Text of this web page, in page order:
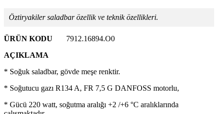
Öztiryakiler saladbar özellik ve teknik özellikleri.
ÜRÜN KODU
7912.16894.O0
AÇIKLAMA
* Soğuk saladbar, gövde meşe renktir.
* Soğutucu gazı R134 A, FR 7,5 G DANFOSS motorlu,
* Gücü 220 watt, soğutma aralığı +2 /+6 °C aralıklarında